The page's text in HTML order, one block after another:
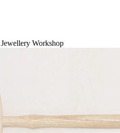
Workshop